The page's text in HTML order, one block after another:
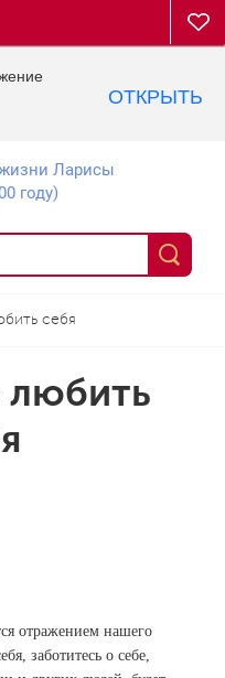
себя
любить
отражением нашего
заботитесь о себе,
ОТКРЫТЬ